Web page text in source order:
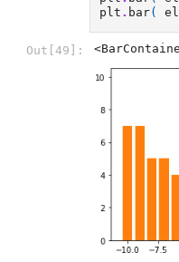
plt . bar(
Out[49]: